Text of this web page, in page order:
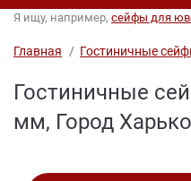
Я ищу, например, сейфы для
Главная Гостиничные
Гостиничные
мм, Город